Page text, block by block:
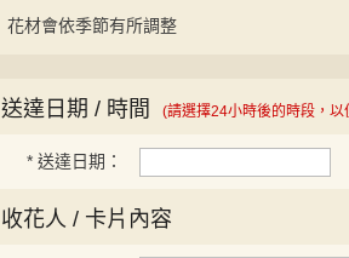
花材會依季節有所調整
送達日期 / 時間 (請選擇24小時後的時段，
* 送達日期：
收花人 / 卡片內容